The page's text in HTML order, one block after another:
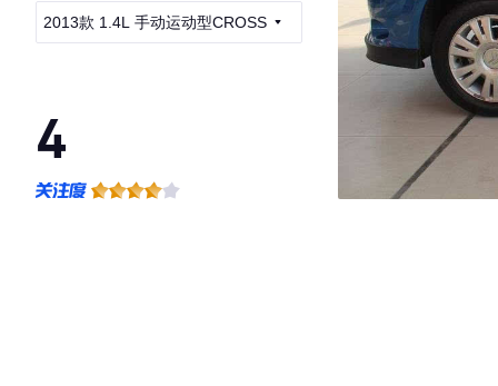
2013款 1.4L 手动运动型CROSS
4